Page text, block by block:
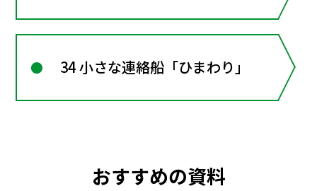
34 小さな連絡船「ひまわり」
おすすめの資料